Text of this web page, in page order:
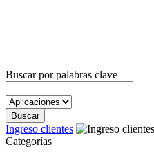
Buscar por palabras clave
Ingreso clientes
Categorías